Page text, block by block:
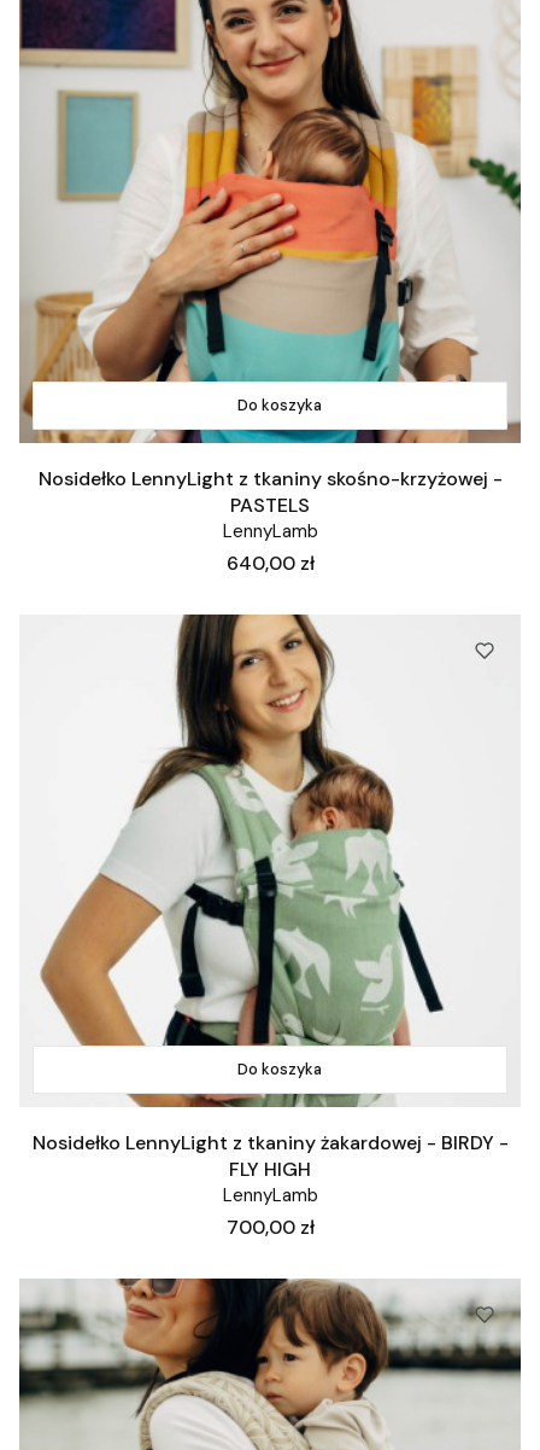
Do koszyka
Nosidełko LennyLight z tkaniny skośno-krzyżowej -
PASTELS
LennyLamb
Cena
640,00 zł
Do koszyka
Nosidełko LennyLight z tkaniny żakardowej - BIRDY -
FLY HIGH
LennyLamb
Cena
700,00 zł